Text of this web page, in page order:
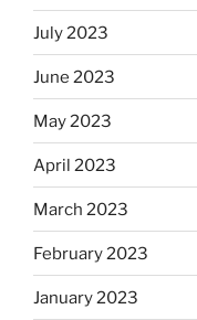
July 2023
June 2023
May 2023
April 2023
March 2023
February 2023
January 2023